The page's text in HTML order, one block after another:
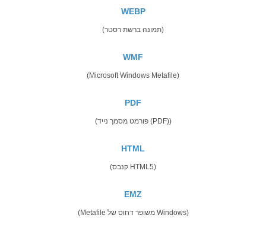
WEBP
(תמונה ברשת רסטר)
WMF
(Microsoft Windows Metafile)
PDF
(פורמט מסמך נייד (PDF))
HTML
(קנבס HTML5)
EMZ
(Metafile משופר דחוס של Windows)